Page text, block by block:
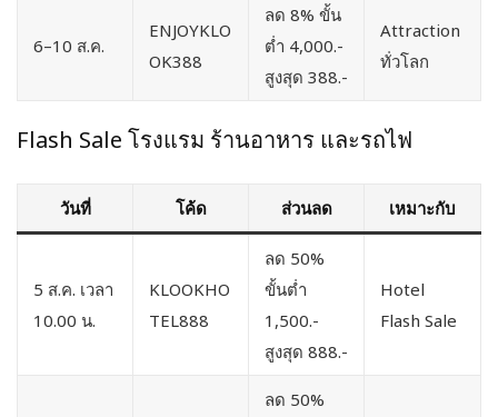
6–10 ส.ค.
ENJOYKLO
OK388
ลด 8% ขั้น
ต่ำ 4,000.-
สูงสุด 388.-
Attraction
ทั่วโลก
Flash Sale โรงแรม ร้านอาหาร และรถไฟ
วันที่ โค้ด ส่วนลด เหมาะกับ
5 ส.ค. เวลา
10.00 น.
KLOOKHO
TEL888
ลด 50%
ขั้นต่ำ
1,500.-
สูงสุด 888.-
Hotel
Flash Sale
ลด 50%